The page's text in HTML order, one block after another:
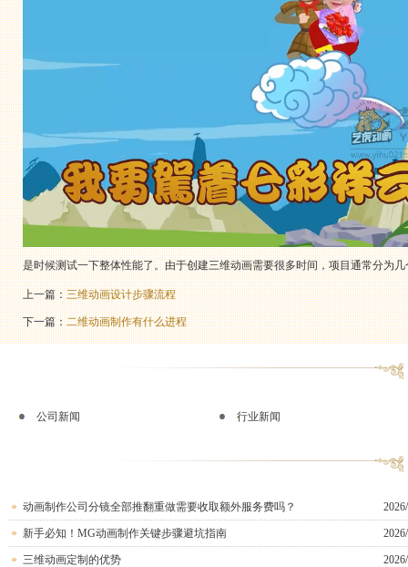
是时候测试一下整体性能了。由于创建三维动画需要很多时间，项目通常分为
上一篇：三维动画设计步骤流程
下一篇：二维动画制作有什么进程
公司新闻 行业新闻
动画制作公司分镜全部推翻重做需要收取额外服务费吗？
新手必知！MG动画制作关键步骤避坑指南
三维动画定制的优势